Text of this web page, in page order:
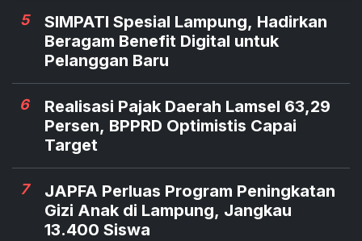
5
SIMPATI Spesial Lampung, Hadirkan
Beragam Benefit Digital untuk
Pelanggan Baru
6
Realisasi Pajak Daerah Lamsel 63,29
Persen, BPPRD Optimistis Capai
Target
7
JAPFA Perluas Program Peningkatan
Gizi Anak di Lampung, Jangkau
13.400 Siswa